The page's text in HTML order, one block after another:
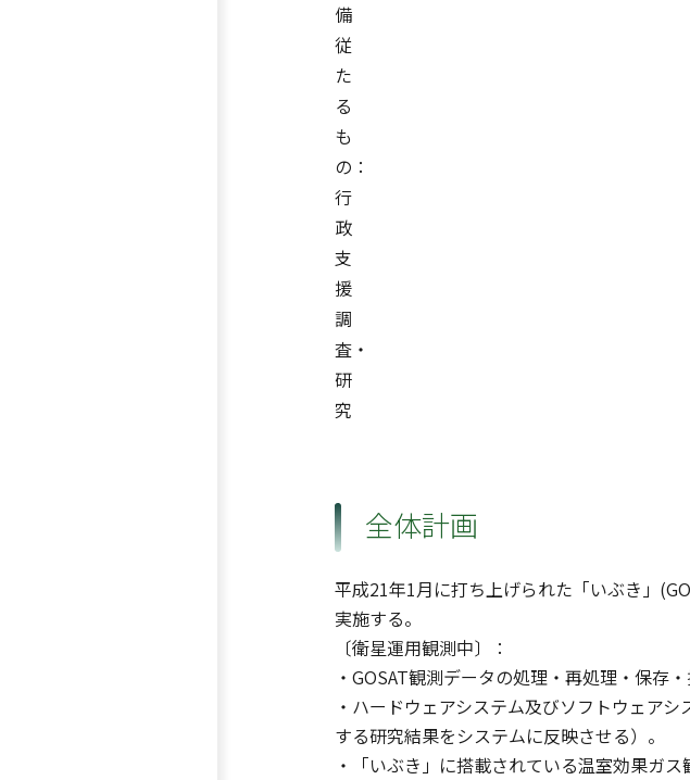
備
従
た
る
も
の：
行
政
支
援
調
査・
研
究
全体計画
平成21年1月に打ち上げられた「いぶき」
実施する。
〔衛星運用観測中〕：
・GOSAT観測データの処理・再処理・保存
・ハードウェアシステム及びソフトウェア
する研究結果をシステムに反映させる）。
・「いぶき」に搭載されている温室効果ガ